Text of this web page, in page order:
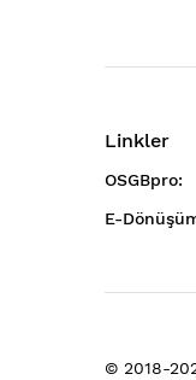
Linkler
OSGBpro:
E-
© 2018-